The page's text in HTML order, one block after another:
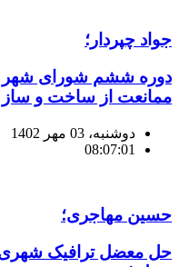
جواد چپردار؛
دوره ششم شورای شهر
ممانعت از ساخت و ساز
دوشنبه، 03 مهر 1402
08:07:01
حسین مهاجری؛
حل معضل ترافیک شهری